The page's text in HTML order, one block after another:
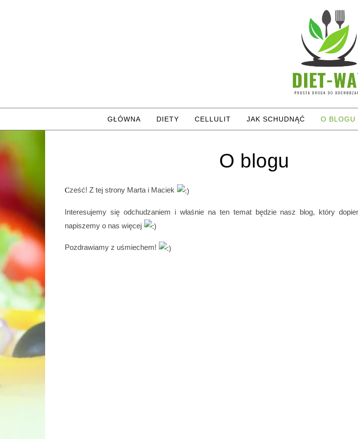
GŁÓWNA DIETY CELLULIT JAK SCHUDNĄĆ O BLOGU
O blogu
Cześć! Z tej strony Marta i Maciek
Interesujemy się odchudzaniem i właśnie na ten temat będzie nasz blog, który
napiszemy o nas więcej
Pozdrawiamy z uśmiechem!